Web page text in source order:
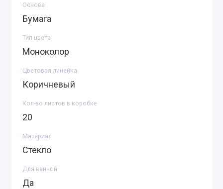
Основа
Бумага
Тип цвета
Моноколор
Цветовая линейка
Коричневый
Кол-во листов в коробке
20
Материал
Стекло
Для ванной
Да